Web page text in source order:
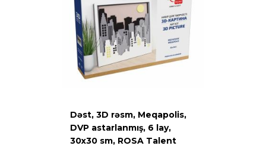
Dəst, 3D rəsm, Meqapolis,
DVP astarlanmış, 6 lay,
30х30 sm, ROSA Talent